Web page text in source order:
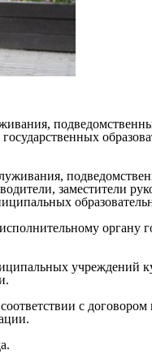
заместители
органу
учреждений
с